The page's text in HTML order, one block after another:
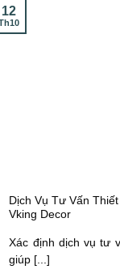
Dịch Vụ Tư Vấn
Vking Decor
Xác định dịch vụ tư
giúp [...]
12